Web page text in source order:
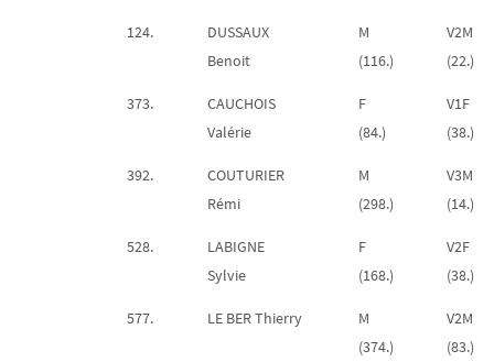
124.
DUSSAUX
Benoit
M
(116.)
V2M
(22.)
373.
CAUCHOIS
Valérie
F
(84.)
V1F
(38.)
392.
COUTURIER
Rémi
M
(298.)
V3M
(14.)
528.
LABIGNE
Sylvie
F
(168.)
V2F
(38.)
577. LE BER Thierry
M
(374.)
V2M
(83.)